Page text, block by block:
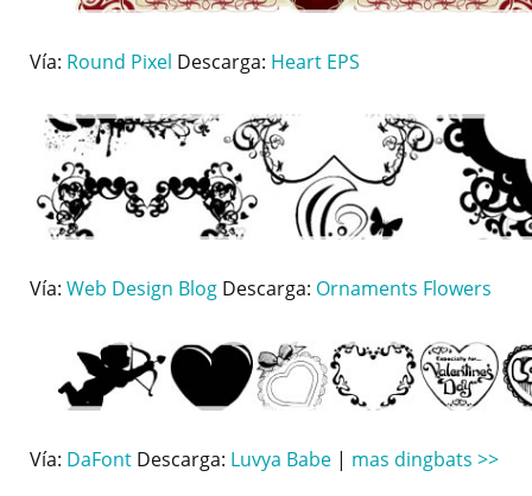
Vía: Round Pixel Descarga: Heart EPS
Vía: Web Design Blog Descarga: Ornaments Flowers
Vía: DaFont Descarga: Luvya Babe | mas dingbats >>